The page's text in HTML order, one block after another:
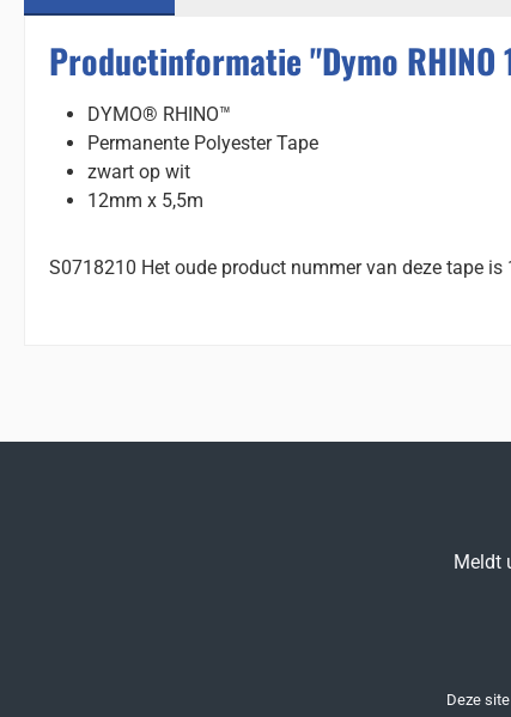
Productinformatie "Dymo RHINO
DYMO® RHINO™
Permanente Polyester Tape
zwart op wit
12mm x 5,5m
S0718210 Het oude product nummer van deze tape
Meldt
Deze